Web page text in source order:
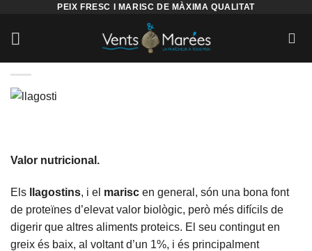
PEIX FRESC I MARISC DE MÀXIMA QUALITAT
Valor nutricional.
Els llagostins, i el marisc en general, són una bona font
de proteïnes d’elevat valor biològic, però més difícils de
digerir que altres aliments proteics. El seu contingut en
greix és baix, al voltant d’un 1%, i és principalment